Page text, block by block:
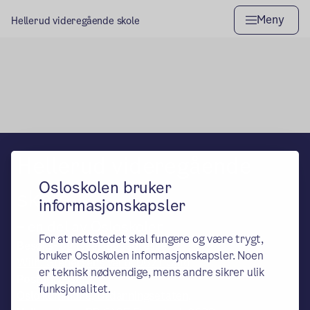
Osloskolen bruker
informasjonskapsler
For at nettstedet skal fungere og være trygt,
bruker Osloskolen informasjonskapsler. Noen
er teknisk nødvendige, mens andre sikrer ulik
funksjonalitet.
Hellerud videregående skole Meny
skole
Besøks- og leveringsadresse:
Wilh. Stenersens vei 6, 0671 Oslo
Postadresse:
Oslo kommune, Utdanningsetaten,